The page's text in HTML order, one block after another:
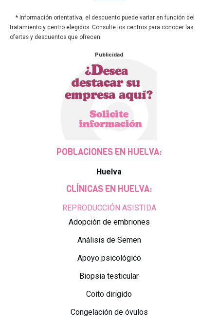
* Información orientativa, el descuento puede variar en función del
tratamiento y centro elegidos. Consulte los centros para conocer las
ofertas y descuentos que ofrecen.
Publicidad
POBLACIONES EN HUELVA:
Huelva
CLÍNICAS EN HUELVA:
REPRODUCCIÓN ASISTIDA
Adopción de embriones
Análisis de Semen
Apoyo psicológico
Biopsia testicular
Coito dirigido
Congelación de óvulos